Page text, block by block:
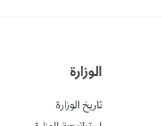
الوزارة
تاريخ الوزارة